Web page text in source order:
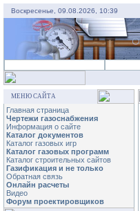
Воскресенье, 09.08.2026, 10:39
МЕНЮ САЙТА
Главная страница
Чертежи газоснабжения
Информация о сайте
Каталог документов
Каталог газовых игр
Каталог газовых программ
Каталог строительных сайтов
Газификация и не только
Обратная связь
Онлайн расчеты
Видео
Форум проектировщиков